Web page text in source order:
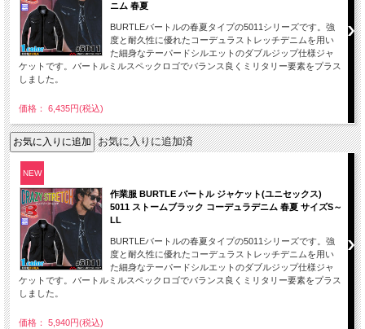
ニム 春夏
BURTLEバートルの春夏タイプの5011シリーズです。強
度と耐久性に優れたコーデュラストレッチデニムを用い
た細身なテーパードシルエットのダブルジップ仕様ジャ
ケットです。バートルミルスペックロゴでバランス良くミリタリー要素をプラス
しました。
価格： 6,435円(税込)
お気に入りに追加済
NEW
作業服 BURTLE バートル ジャケット(ユニセックス)
5011 ストームブラック コーデュラデニム 春夏 サイズS～
LL
BURTLEバートルの春夏タイプの5011シリーズです。強
度と耐久性に優れたコーデュラストレッチデニムを用い
た細身なテーパードシルエットのダブルジップ仕様ジャ
ケットです。バートルミルスペックロゴでバランス良くミリタリー要素をプラス
しました。
価格： 5,940円(税込)